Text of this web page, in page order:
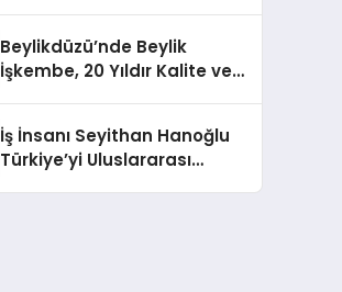
Beylikdüzü’nde Beylik
İşkembe, 20 Yıldır Kalite ve
İş İnsanı Seyithan Hanoğlu
Türkiye’yi Uluslararası